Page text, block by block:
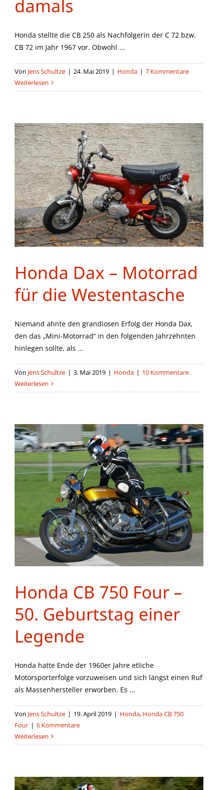
damals
Honda stellte die CB 250 als Nachfolgerin der C 72 bzw.
CB 72 im Jahr 1967 vor. Obwohl ...
Von Jens Schultze | 24. Mai 2019 | Honda | 7 Kommentare
Weiterlesen
Honda Dax – Motorrad
für die Westentasche
Niemand ahnte den grandiosen Erfolg der Honda Dax,
den das „Mini-Motorrad“ in den folgenden Jahrzehnten
hinlegen sollte, als ...
Von Jens Schultze | 3. Mai 2019 | Honda | 10 Kommentare
Weiterlesen
Honda CB 750 Four –
50. Geburtstag einer
Legende
Honda hatte Ende der 1960er Jahre etliche
Motorsporterfolge vorzuweisen und sich längst einen Ruf
als Massenhersteller erworben. Es ...
Von Jens Schultze | 19. April 2019 | Honda, Honda CB 750
Four | 6 Kommentare
Weiterlesen